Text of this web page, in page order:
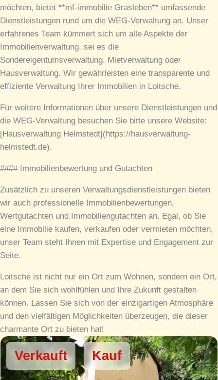
möchten, bietet **mf-immobilie Grasleben** umfassende
Dienstleistungen rund um die WEG-Verwaltung an. Unser
erfahrenes Team kümmert sich um alle Aspekte der
Immobilienverwaltung, sei es die
Sondereigentumsverwaltung, Mietverwaltung oder
Hausverwaltung. Wir gewährleisten eine transparente und
effiziente Verwaltung Ihrer Immobilien in Loitsche.
Für weitere Informationen über unsere Dienstleistungen und
die WEG-Verwaltung besuchen Sie bitte unsere Website:
[Hausverwaltung Helmstedt](https://hausverwaltung-
helmstedt.de).
#### Immobilienbewertung und Gutachten
Zusätzlich zu unseren Verwaltungsdienstleistungen bieten
wir auch professionelle Immobilienbewertungen,
Wertgutachten und Immobiliengutachten an. Egal, ob Sie
eine Immobilie kaufen, verkaufen oder vermieten möchten,
unser Team steht Ihnen mit Expertise und Engagement zur
Seite.
Loitsche ist nicht nur ein Ort zum Wohnen, sondern ein Ort,
an dem Sie sich wohlfühlen und Ihre Zukunft gestalten
können. Lassen Sie sich von der einzigartigen Atmosphäre
und den vielfältigen Möglichkeiten überzeugen, die dieser
charmante Ort zu bieten hat!
Verkauft Kauf